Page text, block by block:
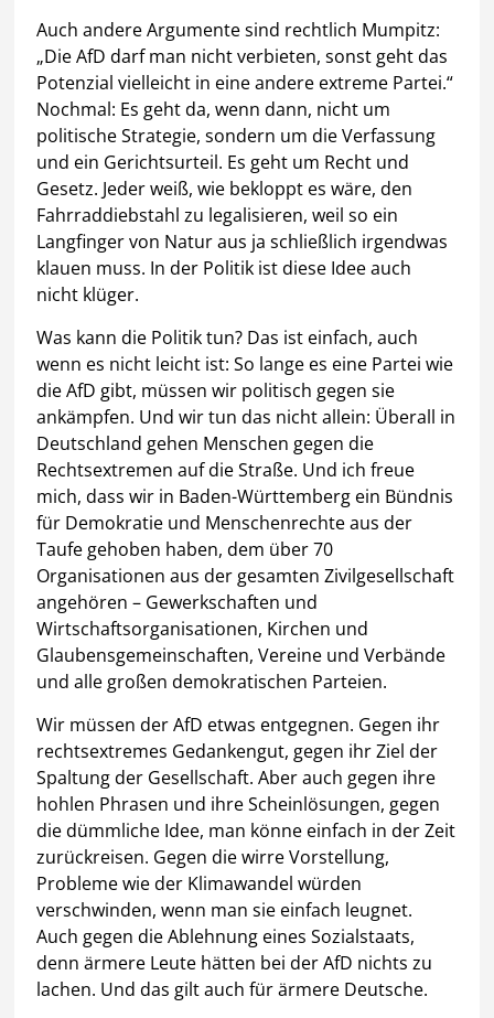
Auch andere Argumente sind rechtlich Mumpitz:
„Die AfD darf man nicht verbieten, sonst geht das
Potenzial vielleicht in eine andere extreme Partei.“
Nochmal: Es geht da, wenn dann, nicht um
politische Strategie, sondern um die Verfassung
und ein Gerichtsurteil. Es geht um Recht und
Gesetz. Jeder weiß, wie bekloppt es wäre, den
Fahrraddiebstahl zu legalisieren, weil so ein
Langfinger von Natur aus ja schließlich irgendwas
klauen muss. In der Politik ist diese Idee auch
nicht klüger.
Was kann die Politik tun? Das ist einfach, auch
wenn es nicht leicht ist: So lange es eine Partei wie
die AfD gibt, müssen wir politisch gegen sie
ankämpfen. Und wir tun das nicht allein: Überall in
Deutschland gehen Menschen gegen die
Rechtsextremen auf die Straße. Und ich freue
mich, dass wir in Baden-Württemberg ein Bündnis
für Demokratie und Menschenrechte aus der
Taufe gehoben haben, dem über 70
Organisationen aus der gesamten Zivilgesellschaft
angehören – Gewerkschaften und
Wirtschaftsorganisationen, Kirchen und
Glaubensgemeinschaften, Vereine und Verbände
und alle großen demokratischen Parteien.
Wir müssen der AfD etwas entgegnen. Gegen ihr
rechtsextremes Gedankengut, gegen ihr Ziel der
Spaltung der Gesellschaft. Aber auch gegen ihre
hohlen Phrasen und ihre Scheinlösungen, gegen
die dümmliche Idee, man könne einfach in der Zeit
zurückreisen. Gegen die wirre Vorstellung,
Probleme wie der Klimawandel würden
verschwinden, wenn man sie einfach leugnet.
Auch gegen die Ablehnung eines Sozialstaats,
denn ärmere Leute hätten bei der AfD nichts zu
lachen. Und das gilt auch für ärmere Deutsche.